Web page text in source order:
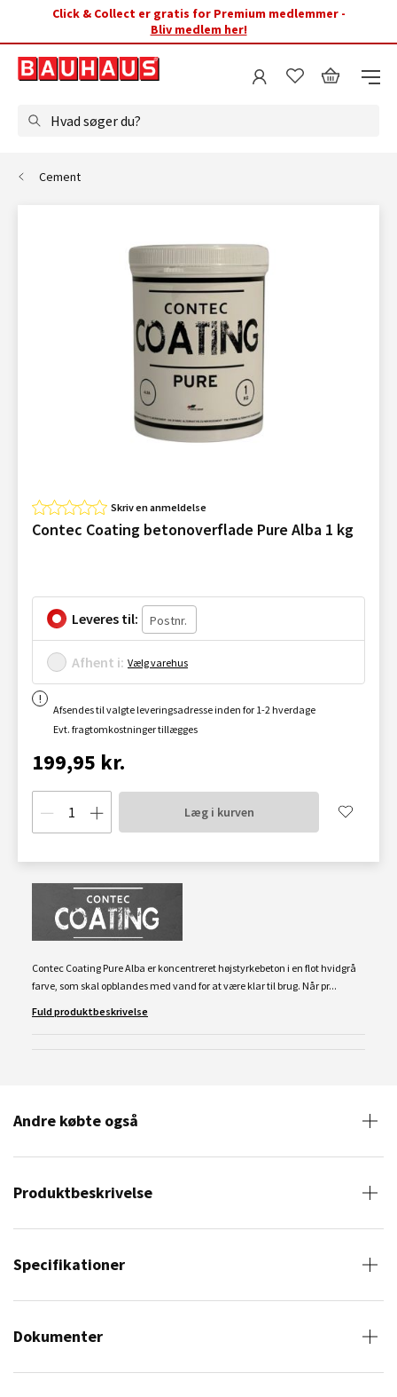
Click & Collect er gratis for Premium medlemmer -
Bliv medlem her!
Hvad søger du?
Cement
Skriv en anmeldelse
Contec Coating betonoverflade Pure Alba 1 kg
Leveres til:
Afhent i: Vælg varehus
Afsendes til valgte leveringsadresse inden for 1-2 hverdage
Evt. fragtomkostninger tillægges
199,95 kr.
Læg i kurven
Contec Coating Pure Alba er koncentreret højstyrkebeton i en flot hvidgrå
farve, som skal opblandes med vand for at være klar til brug. Når pr...
Fuld produktbeskrivelse
Andre købte også
Produktbeskrivelse
Specifikationer
Dokumenter